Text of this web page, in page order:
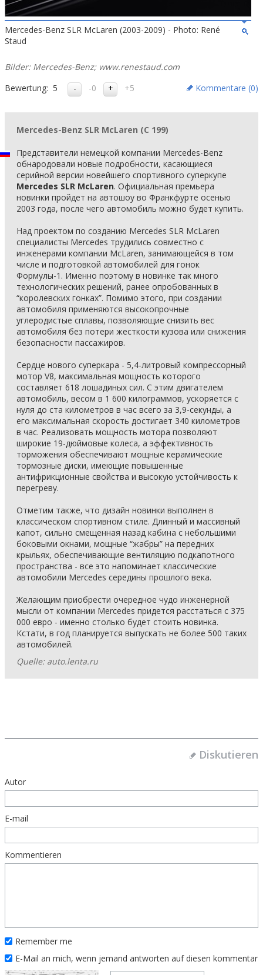
Mercedes-Benz SLR McLaren (2003-2009) - Photo: René
Staud
Bilder: Mercedes-Benz; www.renestaud.com
Bewertung: 5 -0 +5 Kommentare (0)
Mercedes-Benz SLR McLaren (C 199)
Представители немецкой компании Mercedes-Benz
обнародовали новые подробности, касающиеся
серийной версии новейшего спортивного суперкупе
Mercedes SLR McLaren. Официальная премьера
новинки пройдет на автошоу во Франкфурте осенью
2003 года, после чего автомобиль можно будет купить.
Над проектом по созданию Mercedes SLR McLaren
специалисты Mercedes трудились совместно с
инженерами компании McLaren, занимающейся в том
числе и подготовкой автомобилей для гонок
Формулы-1. Именно поэтому в новинке так много
технологических решений, ранее опробованных в
“королевских гонках”. Помимо этого, при создании
автомобиля применяются высокопрочные
углеродистые сплавы, позволяющие снизить вес
автомобиля без потери жесткости кузова или снижения
безопасности пассажиров.
Сердце нового суперкара - 5,4-литровый компрессорный
мотор V8, максимальная мощность которого
составляет 618 лошадиных сил. С этим двигателем
автомобиль, весом в 1 600 килограммов, ускоряется с
нуля до ста километров в час всего за 3,9-секунды, а
его максимальная скорость достигает 340 километров
в час. Реализовать мощность мотора позволяют
широкие 19-дюймовые колеса, а эффективность
торможения обеспечивают мощные керамические
тормозные диски, имеющие повышенные
антифрикционные свойства и высокую устойчивость к
перегреву.
Отметим также, что дизайн новинки выполнен в
классическом спортивном стиле. Длинный и массивный
капот, сильно смещенная назад кабина с небольшими
боковыми окнами, мощные “жабры” на передних
крыльях, обеспечивающие вентиляцию подкапотного
пространства - все это напоминает классические
автомобили Mercedes середины прошлого века.
Желающим приобрести очередное чудо инженерной
мысли от компании Mercedes придется расстаться с 375
000 евро - именно столько будет стоить новинка.
Кстати, в год планируется выпускать не более 500 таких
автомобилей.
Quelle: auto.lenta.ru
Diskutieren
Autor
E-mail
Kommentieren
Remember me
E-Mail an mich, wenn jemand antworten auf diesen kommentar